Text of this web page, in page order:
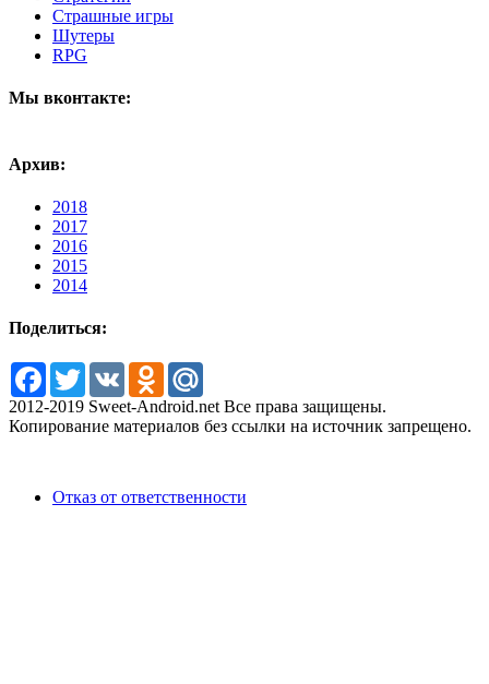
Страшные игры
Шутеры
RPG
Мы вконтакте:
Архив:
2018
2017
2016
2015
2014
Поделиться:
Facebook
TwitterVK Odnoklassniki
2012-2019 Sweet-Android.net Все права защищены.
Копирование материалов без ссылки на источник запрещено.
Отказ от ответственности